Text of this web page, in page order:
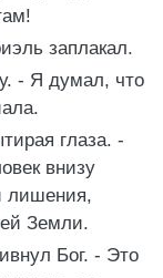
заплакал.
- Я думал, что
глаза. -
внизу
лишения,
Земли.
Бог. - Это